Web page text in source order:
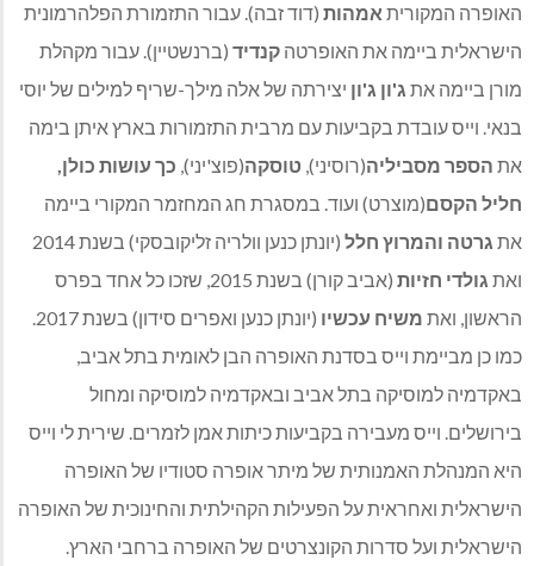
האופרה המקורית אמהות (דוד זבה). עבור התזמורת הפלהרמונית
הישראלית ביימה את האופרטה קנדיד (ברנשטיין). עבור מקהלת
מורן ביימה את ג'ון ג'ון יצירתה של אלה מילך-שריף למילים של יוסי
בנאי. וייס עובדת בקביעות עם מרבית התזמורות בארץ איתן בימה
את הספר מסביליה(רוסיני), טוסקה(פוצ'יני), כך עושות כולן,
חליל הקסם(מוצרט) ועוד. במסגרת חג המחזמר המקורי ביימה
את גרטה והמרוץ חלל
(יונתן כנען וולריה זליקובסקי) בשנת 2014
ואת גולדי חזיות
(אביב קורן) בשנת 2015, שזכו כל אחד בפרס
הראשון, ואת משיח עכשיו
(יונתן כנען ואפרים סידון) בשנת 2017.
כמו כן מביימת וייס בסדנת האופרה הבן לאומית בתל אביב,
באקדמיה למוסיקה בתל אביב ובאקדמיה למוסיקה ומחול
בירושלים. וייס מעבירה בקביעות כיתות אמן לזמרים. שירית לי וייס
היא המנהלת האמנותית של מיתר אופרה סטודיו של האופרה
הישראלית ואחראית על הפעילות הקהילתית והחינוכית של האופרה
הישראלית ועל סדרות הקונצרטים של האופרה ברחבי הארץ.